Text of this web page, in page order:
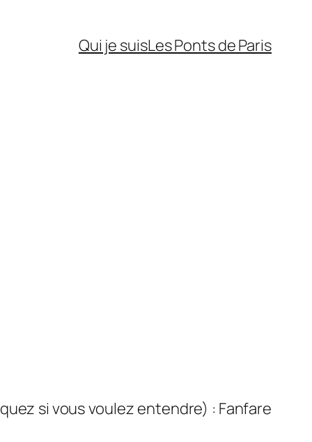
Qui je suisLes Ponts de Paris
si vous voulez entendre) : Fanfare